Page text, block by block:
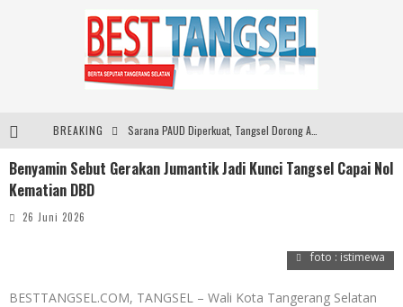
BREAKING Sarana PAUD Diperkuat, Tangsel Dorong Angka Partisipasi Sekolah Terus Meningkat
Santika Indonesia Hotels & Resorts Kenalkan Dunia Perhotelan Kepada Anak-anak Asuhan SOS Children’s Villages di Indonesia
Benyamin Sebut Gerakan Jumantik Jadi Kunci Tangsel Capai Nol
Kematian DBD
26 Juni 2026
foto : istimewa
BESTTANGSEL.COM, TANGSEL – Wali Kota Tangerang Selatan